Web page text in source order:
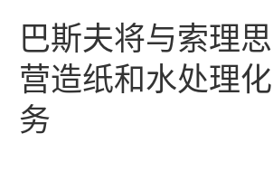
巴斯夫将与索理
营造纸和水处理
务